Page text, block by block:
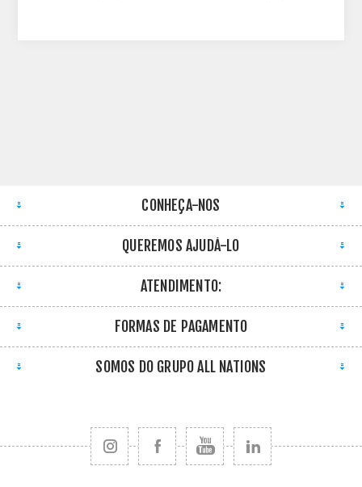
CONHEÇA-NOS
QUEREMOS AJUDÁ-LO
ATENDIMENTO:
FORMAS DE PAGAMENTO
SOMOS DO GRUPO ALL NATIONS